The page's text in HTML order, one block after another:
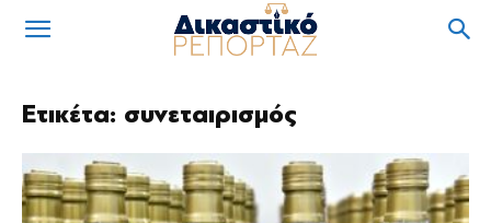
Ετικέτα: συνεταιρισμός